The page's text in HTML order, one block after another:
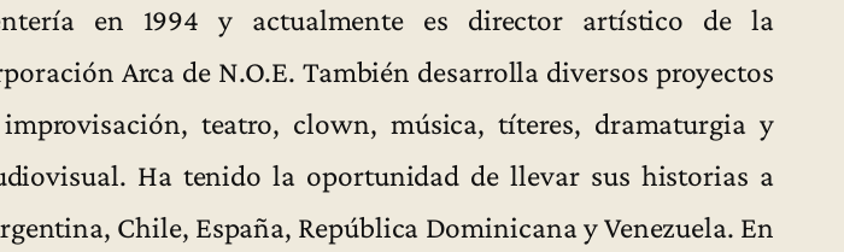
en 1994 y actualmente es director artístico de la
Arca de N.O.E. También desarrolla diversos proyectos
teatro, clown, música, títeres, dramaturgia y
Ha tenido la oportunidad de llevar sus historias a
Chile, España, República Dominicana y Venezuela. En